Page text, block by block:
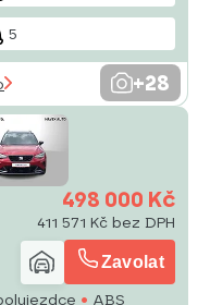
5
+28
498 000 Kč
411 571 Kč bez DPH
Zavolat
ABS